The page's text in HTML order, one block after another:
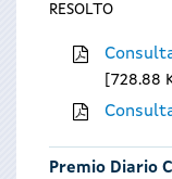
RESOLTO
728.88
Premio Diario